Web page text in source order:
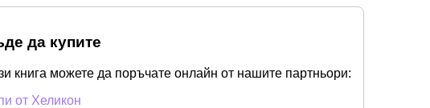
да купите
книга можете да поръчате онлайн от нашите партньори:
от Хеликон